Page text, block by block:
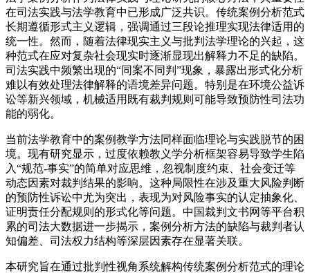
在司法实践与法学教育中已形成广泛共识。传统案例分析范式
长期遵循形式主义逻辑，强调通过三段论推理实现法律适用的
统一性。然而，随着法律现实主义与批判法学理论的兴起，这
种范式在应对复杂社会现实时逐渐显现出解释力不足的缺陷。
司法实践中频繁出现的“同案不同判”现象，暴露出形式化分析
难以有效处理法律解释的语境差异问题。特别是在环境公益诉
讼等新兴领域，机械适用既有裁判规则可能导致预防性司法功
能的弱化。
当前法学教育中的案例教学方法同样面临理论与实践脱节的困
境。现有研究显示，过度依赖教义学分析框架容易导致学生陷
入“规范-事实”的简单对应思维，忽视制度约束、社会变迁等
动态因素对裁判结果的影响。这种局限性在涉及重大风险判断
的预防性诉讼中尤为突出，表现为对风险事实的认定抽象化、
证明责任分配规则的形式化等问题。中国裁判文书网等平台积
累的司法大数据进一步揭示，案例分析方法的缺陷与裁判者认
知偏差、司法权力结构等深层因素存在显著关联。
本研究旨在通过批判性视角系统解构传统案例分析范式的理论